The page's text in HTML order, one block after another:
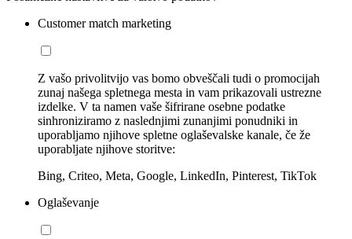
Customer match marketing
Z vašo privolitvijo vas bomo obveščali tudi o promocijah
zunaj našega spletnega mesta in vam prikazovali ustrezne
izdelke. V ta namen vaše šifrirane osebne podatke
sinhroniziramo z naslednjimi zunanjimi ponudniki in
uporabljamo njihove spletne oglaševalske kanale, če že
uporabljate njihove storitve:
Bing, Criteo, Meta, Google, LinkedIn, Pinterest, TikTok
Oglaševanje